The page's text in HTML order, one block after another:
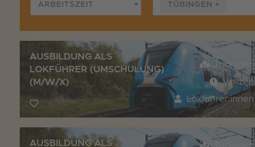
ARBEITSZEIT TÜBINGEN ×
AUSBILDUNG ALS
LOKFÜHRER (UMSCHULUNG)
(M/W/X)
Tübingen
Vollzeit
Lokführer:innen
AUSBILDUNG ALS